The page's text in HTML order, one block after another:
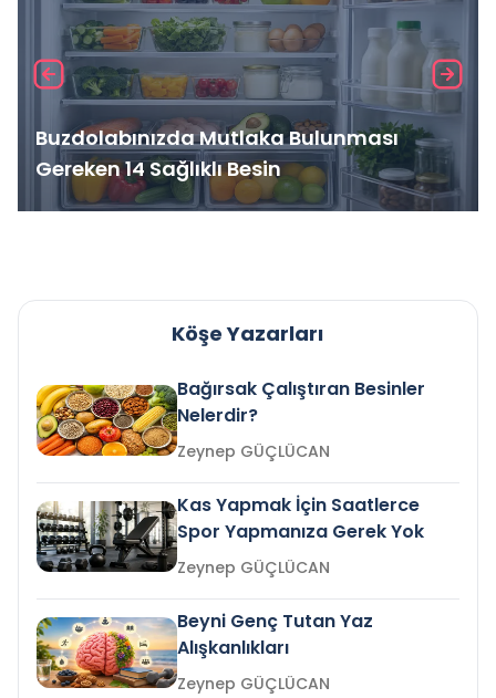
Buzdolabınızda Mutlaka Bulunması
Gereken 14 Sağlıklı Besin
Köşe Yazarları
Bağırsak Çalıştıran Besinler
Nelerdir?
Zeynep GÜÇLÜCAN
Kas Yapmak İçin Saatlerce
Spor Yapmanıza Gerek Yok
Zeynep GÜÇLÜCAN
Beyni Genç Tutan Yaz
Alışkanlıkları
Zeynep GÜÇLÜCAN